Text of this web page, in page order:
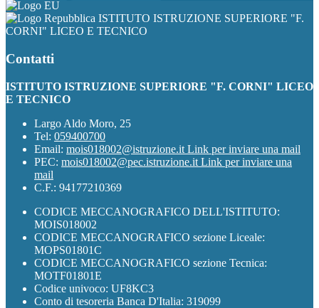
ISTITUTO ISTRUZIONE SUPERIORE "F.
CORNI" LICEO E TECNICO
Contatti
ISTITUTO ISTRUZIONE SUPERIORE "F. CORNI" LICEO
E TECNICO
Largo Aldo Moro, 25
Tel: 059400700
Email: mois018002@istruzione.it Link per inviare una mail
PEC: mois018002@pec.istruzione.it Link per inviare una
mail
C.F.: 94177210369
CODICE MECCANOGRAFICO DELL'ISTITUTO:
MOIS018002
CODICE MECCANOGRAFICO sezione Liceale:
MOPS01801C
CODICE MECCANOGRAFICO sezione Tecnica:
MOTF01801E
Codice univoco: UF8KC3
Conto di tesoreria Banca D'Italia: 319099